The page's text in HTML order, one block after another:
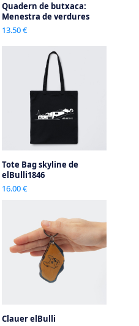
Quadern de butxaca:
Menestra de verdures
13.50 €
Tote Bag skyline de
elBulli1846
16.00 €
Clauer elBulli